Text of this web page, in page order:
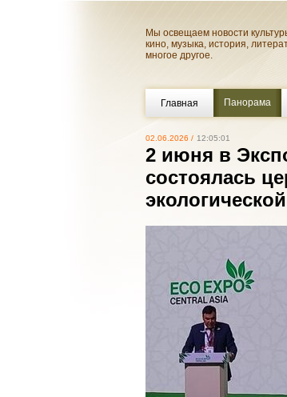
Мы освещаем новости
кино, музыка, история,
многое другое.
Главная Панорама
02.06.2026 / 12:05:01
2 июня в
состоялась